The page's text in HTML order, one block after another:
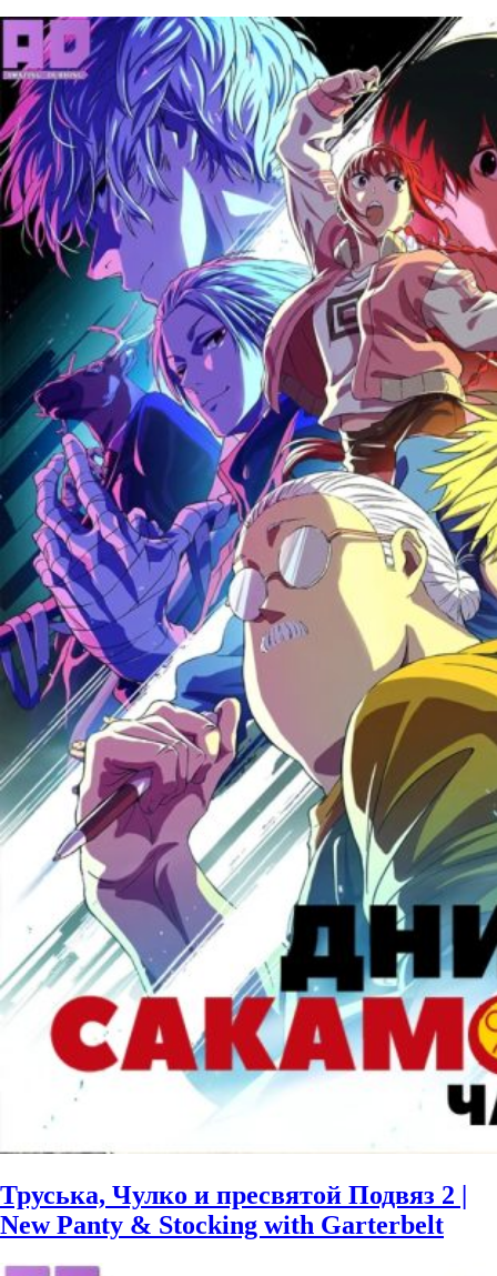
Труська, Чулко и пресвятой Подвяз 2 |
New Panty & Stocking with Garterbelt